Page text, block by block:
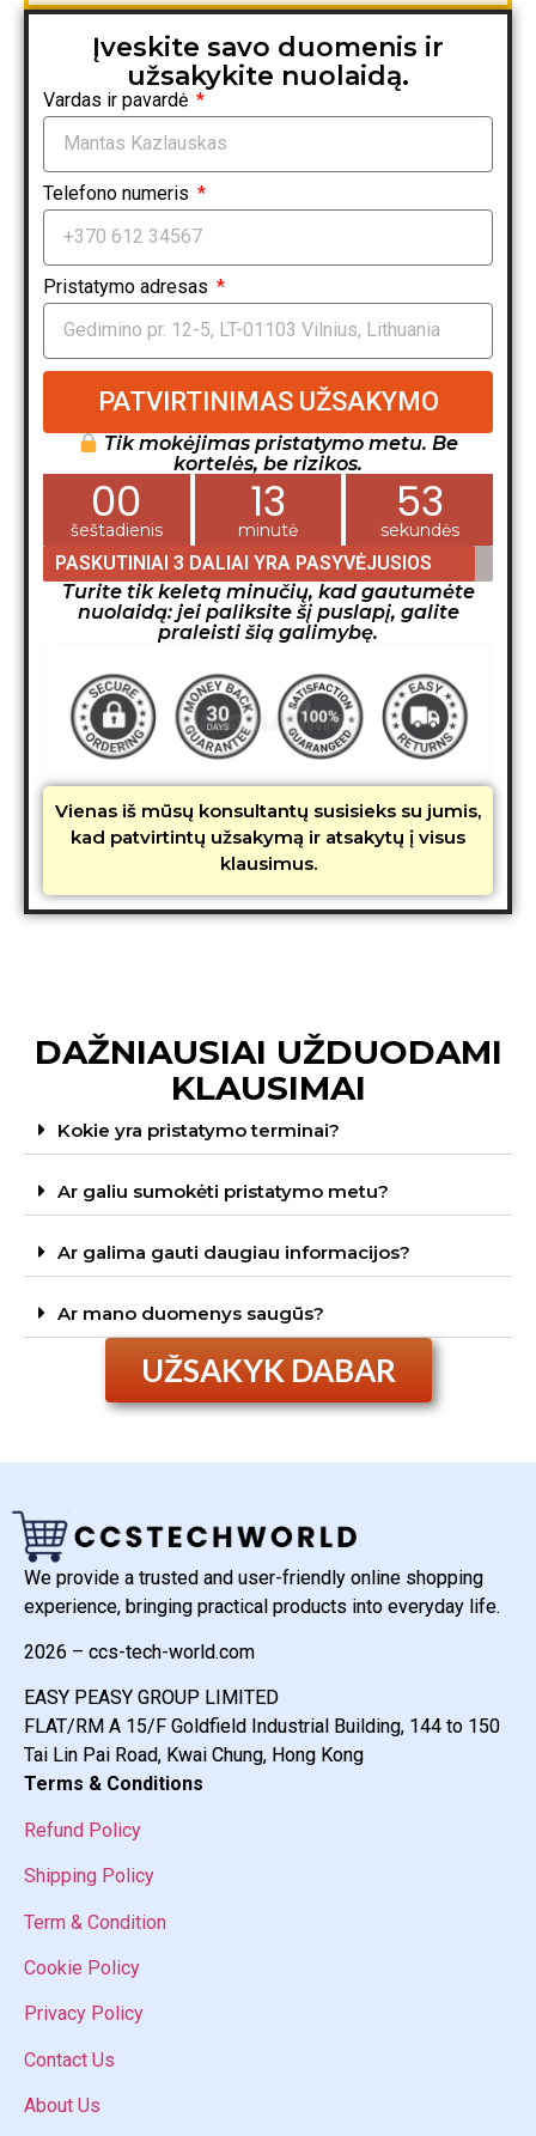
Įveskite savo duomenis ir
užsakykite nuolaidą.
Vardas ir pavardė
Telefono numeris
Pristatymo adresas
PATVIRTINIMAS UŽSAKYMO
Tik mokėjimas pristatymo metu. Be
kortelės, be rizikos.
00
šeštadienis 13
minutė 52
sekundės
PASKUTINIAI 3 DALIAI YRA PASYVĖJUSIOS
Turite tik keletą minučių, kad gautumėte
nuolaidą: jei paliksite šį puslapį, galite
praleisti šią galimybę.
Vienas iš mūsų konsultantų susisieks su jumis,
kad patvirtintų užsakymą ir atsakytų į visus
klausimus.
DAŽNIAUSIAI UŽDUODAMI
KLAUSIMAI
Kokie yra pristatymo terminai?
Ar galiu sumokėti pristatymo metu?
Ar galima gauti daugiau informacijos?
Ar mano duomenys saugūs?
UŽSAKYK DABAR
We provide a trusted and user-friendly online shopping
experience, bringing practical products into everyday life.
2026 – ccs-tech-world.com
EASY PEASY GROUP LIMITED
FLAT/RM A 15/F Goldfield Industrial Building, 144 to 150
Tai Lin Pai Road, Kwai Chung, Hong Kong
Terms & Conditions
Refund Policy
Shipping Policy
Term & Condition
Cookie Policy
Privacy Policy
Contact Us
About Us